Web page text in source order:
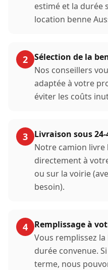
estimé et la durée
location benne
2 Sélection de la
Nos conseillers
adaptée à votre
éviter les coûts
3
Livraison sous 24-
Notre camion livre
directement à
ou sur la voirie
besoin).
4
Remplissage à
Vous remplissez
durée convenue.
terme, nous